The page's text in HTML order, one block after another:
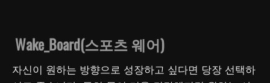
Wake_Board(스포츠 웨어)
자신이 원하는 방향으로 성장하고 싶다면 당장 선택하